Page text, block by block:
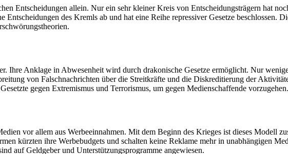
Entscheidungen allein. Nur ein sehr kleiner Kreis von Entscheidungsträgern hat
des Kremls ab und hat eine Reihe repressiver Gesetze beschlossen.
Ihre Anklage in Abwesenheit wird durch drakonische Gesetze ermöglicht. Nur
von Falschnachrichten über die Streitkräfte und die Diskreditierung der
gegen Extremismus und Terrorismus, um gegen Medienschaffende vorzugehen.
vor allem aus Werbeeinnahmen. Mit dem Beginn des Krieges ist dieses Modell
kürzten ihre Werbebudgets und schalten keine Reklame mehr in unabhängigen
auf Geldgeber und Unterstützungsprogramme angewiesen.